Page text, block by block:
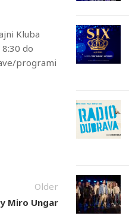
Kluba
do
programi
Older
Miro Ungar